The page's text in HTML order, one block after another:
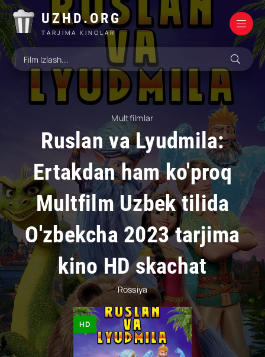
UZHD.ORG
TARJIMA KINOLAR
Multfilmlar
Ruslan va Lyudmila:
Ertakdan ham ko'proq
Multfilm Uzbek tilida
O'zbekcha 2023 tarjima
kino HD skachat
Rossiya
HD